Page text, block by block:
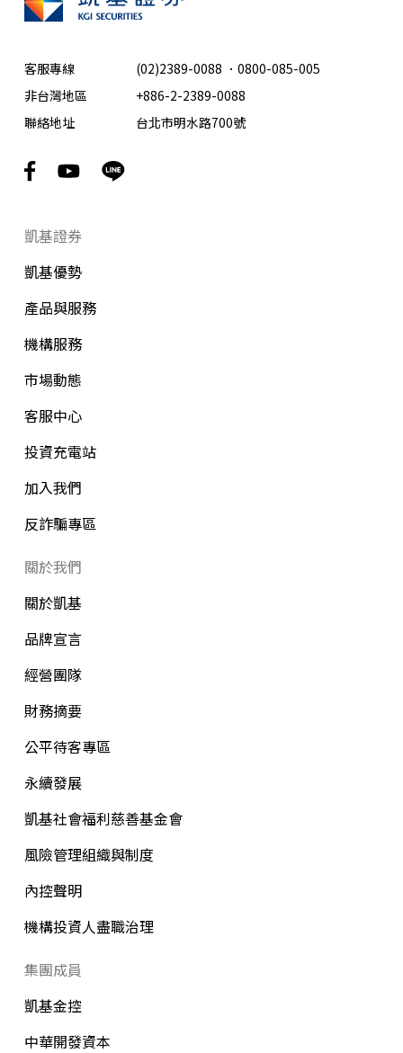
客服專線 (02)2389-0088 ． 0800-085-005
非台灣地區
+886-2-2389-0088
聯絡地址
台北市明水路700號
凱基證券
凱基優勢
產品與服務
機構服務
市場動態
客服中心
投資充電站
加入我們
反詐騙專區
關於我們
關於凱基
品牌宣言
經營團隊
財務摘要
公平待客專區
永續發展
凱基社會福利慈善基金會
風險管理組織與制度
內控聲明
機構投資人盡職治理
集團成員
凱基金控
中華開發資本